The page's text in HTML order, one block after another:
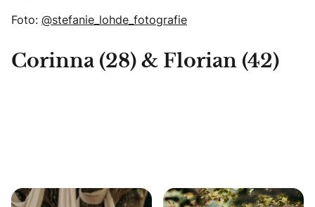
Foto: @stefanie_lohde_fotografie
Corinna (28) & Florian (42)